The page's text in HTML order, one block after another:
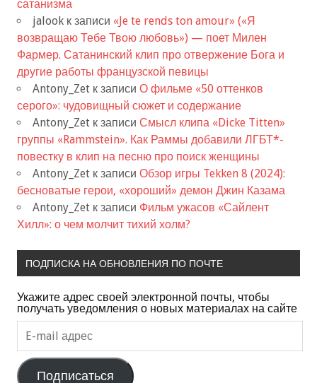
сатанизма
jalook к записи «Je te rends ton amour» («Я
возвращаю Тебе Твою любовь») — поет Милен
Фармер. Сатанинский клип про отвержение Бога и
другие работы французской певицы
Antony_Zet к записи О фильме «50 оттенков
серого»: чудовищный сюжет и содержание
Antony_Zet к записи Смысл клипа «Dicke Titten»
группы «Rammstein». Как Раммы добавили ЛГБТ*-
повестку в клип на песню про поиск женщины
Antony_Zet к записи Обзор игры Tekken 8 (2024):
бесноватые герои, «хороший» демон Джин Казама
Antony_Zet к записи Фильм ужасов «Сайлент
Хилл»: о чем молчит тихий холм?
ПОДПИСКА НА ОБНОВЛЕНИЯ ПО ПОЧТЕ
Укажите адрес своей электронной почты, чтобы
получать уведомления о новых материалах на сайте
E-
mail
адрес
Подписаться